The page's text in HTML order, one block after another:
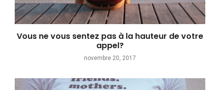
Vous ne vous sentez pas à la hauteur de votre
appel?
novembre 20, 2017